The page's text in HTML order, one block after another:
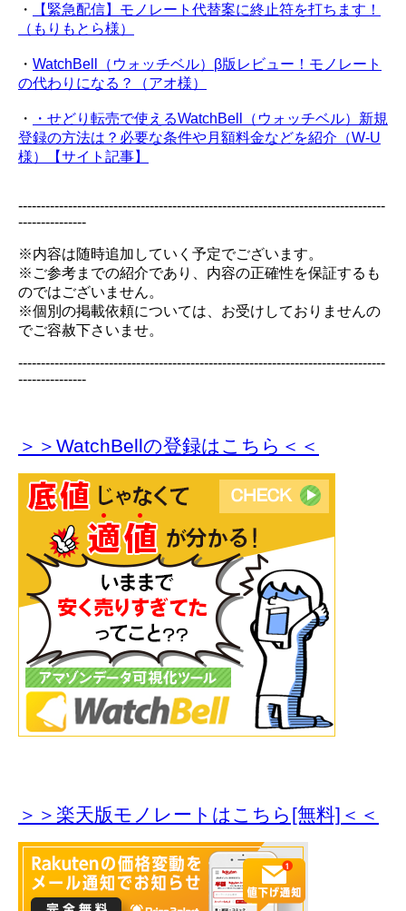
・
【緊急配信】モノレート代替案に終止符を打ちます！
（もりもとら様）
・ WatchBell（ウォッチベル）β版レビュー！モノレート
の代わりになる？（アオ様）
・
・せどり転売で使えるWatchBell（ウォッチベル）新規
登録の方法は？必要な条件や月額料金などを紹介（W-U
様）【サイト記事】
---------------------------------------------------------------------------------
---------------
※内容は随時追加していく予定でございます。
※ご参考までの紹介であり、内容の正確性を保証するも
のではございません。
※個別の掲載依頼については、お受けしておりませんの
でご容赦下さいませ。
---------------------------------------------------------------------------------
---------------
＞＞WatchBellの登録はこちら＜＜
＞＞楽天版モノレートはこちら[無料]＜＜